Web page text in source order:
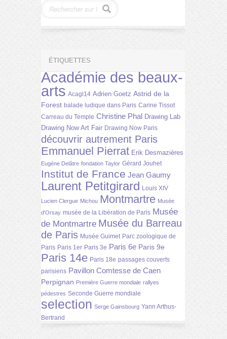
ÉTIQUETTES
Académie des beaux-
arts Acagl14 Adrien Goetz Astrid de la
Forest balade ludique dans Paris Carine Tissot
Carreau du Temple Christine Phal Drawing Lab
Drawing Now Art Fair Drawing Now Paris
découvrir autrement Paris
Emmanuel Pierrat Erik Desmazières
Eugène Delâtre fondation Taylor Gérard Jouhet
Institut de France Jean Gaumy
Laurent Petitgirard Louis XIV
Lucien Clergue Michou Montmartre Musée
d'Orsay musée de la Libération de Paris Musée
de Montmartre Musée du Barreau
de Paris Musée Guimet Parc zoologique de
Paris Paris 1er Paris 3e Paris 6e Paris 9e
Paris 14e Paris 18e passages couverts
parisiens Pavillon Comtesse de Caen
Perpignan Première Guerre mondiale rallyes
pédestres Seconde Guerre mondiale
selection Serge Gainsbourg Yann Arthus-
Bertrand